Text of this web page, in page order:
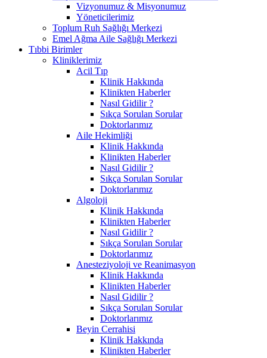
Vizyonumuz & Misyonumuz
Yöneticilerimiz
Toplum Ruh Sağlığı Merkezi
Emel Ağma Aile Sağlığı Merkezi
Tıbbi Birimler
Kliniklerimiz
Acil Tıp
Klinik Hakkında
Klinikten Haberler
Nasıl Gidilir ?
Sıkça Sorulan Sorular
Doktorlarımız
Aile Hekimliği
Klinik Hakkında
Klinikten Haberler
Nasıl Gidilir ?
Sıkça Sorulan Sorular
Doktorlarımız
Algoloji
Klinik Hakkında
Klinikten Haberler
Nasıl Gidilir ?
Sıkça Sorulan Sorular
Doktorlarımız
Anesteziyoloji ve Reanimasyon
Klinik Hakkında
Klinikten Haberler
Nasıl Gidilir ?
Sıkça Sorulan Sorular
Doktorlarımız
Beyin Cerrahisi
Klinik Hakkında
Klinikten Haberler